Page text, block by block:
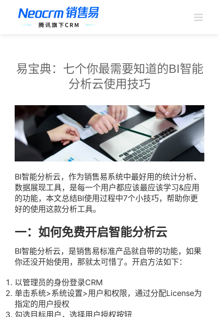
易宝典：七个你最需要知道的BI智能
分析云使用技巧
BI智能分析云，作为销售易系统中最好用的统计分析、
数据展现工具，是每一个用户都应该最应该学习&应用
的功能，本文总结BI使用过程中7个小技巧，帮助你更
好的使用这款分析工具。
一：如何免费开启智能分析云
BI智能分析云，是销售易标准产品就自带的功能，如果
你还没开始使用，那就太可惜了。开启方法如下：
以管理员的身份登录CRM
单击系统>系统设置>用户和权限，通过分配License为
指定的用户授权
勾选目标用户，选择用户授权按钮